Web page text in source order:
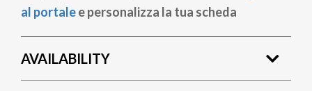
al portalee personalizza la tua scheda
AVAILABILITY